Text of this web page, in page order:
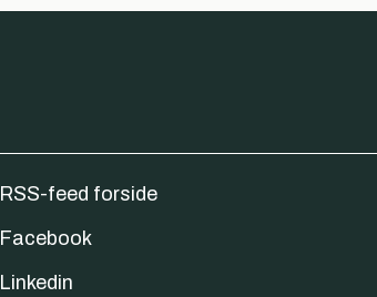
RSS-feed forside
Facebook
Linkedin